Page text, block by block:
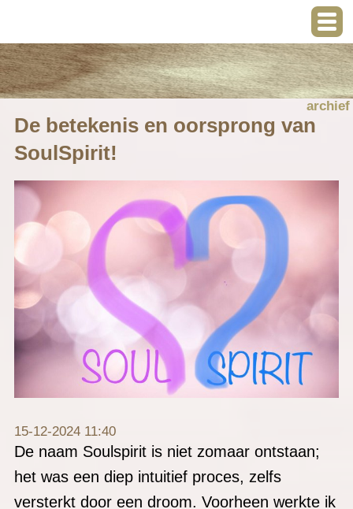
archief
De betekenis en oorsprong van
SoulSpirit!
15-12-2024 11:40
De naam Soulspirit is niet zomaar ontstaan;
het was een diep intuitief proces, zelfs
versterkt door een droom. Voorheen werkte ik
als zelfstandige loopbaancoach "Kleur je
leven, leef je passie!" Hoewel deze naam
prachtig was en past bij mijn eerdere
trajecten, voelde ik op een gegeven moment